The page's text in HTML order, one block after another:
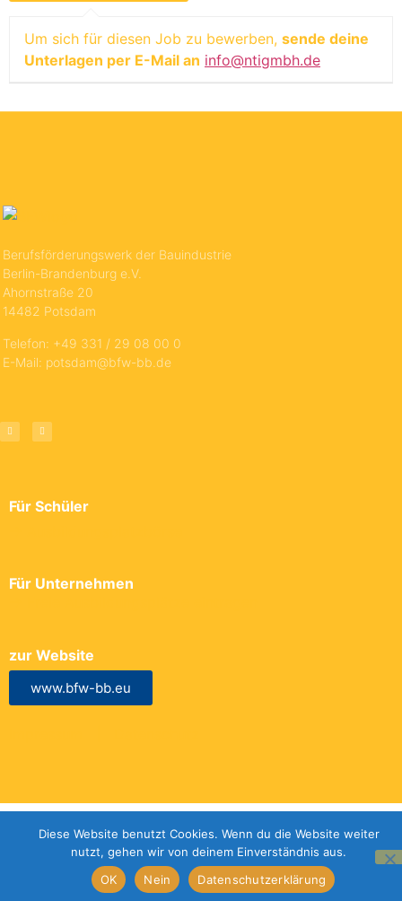
Um sich für diesen Job zu bewerben, sende deine
Unterlagen per E-Mail an info@ntigmbh.de
Berufsförderungswerk der Bauindustrie
Berlin-Brandenburg e.V.
Ahornstraße 20
14482 Potsdam
Telefon: +49 331 / 29 08 00 0
E-Mail: potsdam@bfw-bb.de
Für Schüler
Für Unternehmen
zur Website
www.bfw-bb.eu
Diese Website benutzt Cookies. Wenn du die Website weiter
nutzt, gehen wir von deinem Einverständnis aus.
OK
Nein Datenschutzerklärung